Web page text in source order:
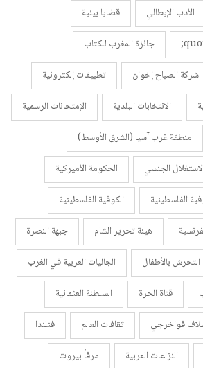
الأدب الإيطالي
قضايا بيئية
جائزة المغرب للكتاب
شركة الصباح إخوان
تطبيقات إلكترونية
الانتخابات البلدية
الإمتحانات الرسمية
منطقة غرب آسيا (الشرق الأوسط)
الجنسي
الحكومة الأميركية
الفلسطينية
الكوفية الفلسطينية
هيئة تحرير الشام
جبهة النصرة
التحرش بالأطفال
الجاليات العربية في الغرب
قناة الحرة
السلطنة العثمانية
فواخرجي ثقافات العالم
فنلندا
النزاعات العربية
مرفأ بيروت